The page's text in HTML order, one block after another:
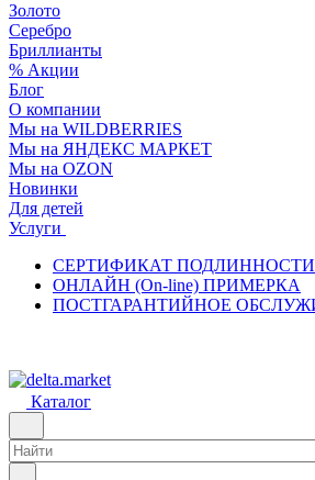
Золото
Серебро
Бриллианты
% Акции
Блог
О компании
Мы на WILDBERRIES
Мы на ЯНДЕКС МАРКЕТ
Мы на OZON
Новинки
Для детей
Услуги
СЕРТИФИКАТ ПОДЛИННОСТИ
ОНЛАЙН (On-line) ПРИМЕРКА
ПОСТГАРАНТИЙНОЕ
Каталог